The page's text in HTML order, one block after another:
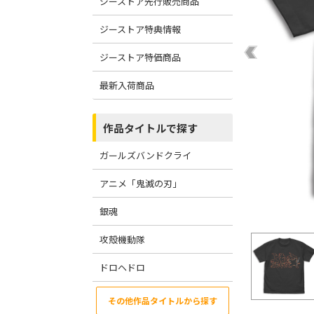
ジーストア特典情報
ジーストア特価商品
最新入荷商品
作品タイトルで探す
ガールズバンドクライ
アニメ「鬼滅の刃」
銀魂
攻殻機動隊
ドロヘドロ
その他作品タイトルから探す